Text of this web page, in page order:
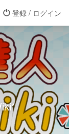
登録 / ログイン